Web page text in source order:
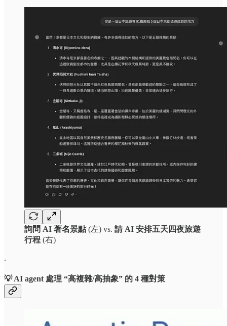
詢問 AI 著名景點 (左) vs. 請 AI 安排五天四夜旅遊
行程 (右)
.
💡 AI agent 處理 “高複雜/高抽象” 的 4 種對策